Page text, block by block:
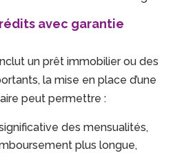
avec garantie
un prêt immobilier ou des
la mise en place d’une
peut permettre :
des mensualités,
plus longue,